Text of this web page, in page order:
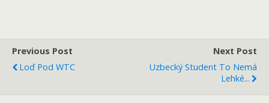
Previous Post
Loď Pod WTC
Next Post
Uzbecký Student To Nemá
Lehké...